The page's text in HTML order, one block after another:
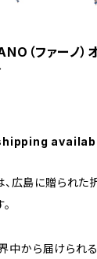
（ファーノ）
、広島に贈られ
中から届けられ